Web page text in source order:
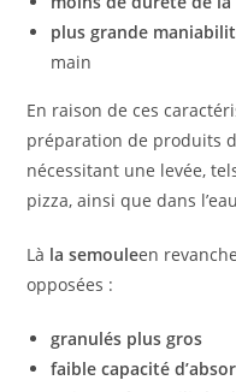
plus grande
main
En raison de ces
préparation de produits
nécessitant une levée,
pizza, ainsi que dans
Là la semouleen
opposées :
granulés plus gros
faible capacité